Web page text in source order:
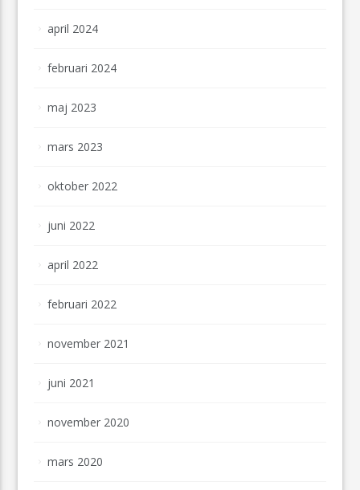
april 2024
februari 2024
maj 2023
mars 2023
oktober 2022
juni 2022
april 2022
februari 2022
november 2021
juni 2021
november 2020
mars 2020